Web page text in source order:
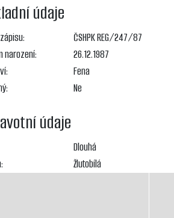
údaje
ČSHPK REG/247/87
narození:
26.12.1987
Fena
Ne
údaje
Dlouhá
Žlutobílá